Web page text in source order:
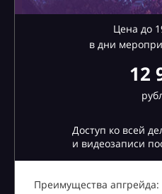
Цена до
в дни
12
Доступ ко всей
и видеозаписи
Преимущества апгрейда: